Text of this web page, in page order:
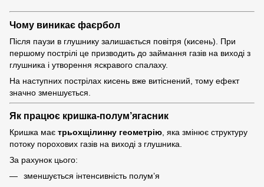
Чому виникає фаєрбол
Після паузи в глушнику залишається повітря (кисень). При
першому пострілі це призводить до займання газів на виході з
глушника і утворення яскравого спалаху.
На наступних пострілах кисень вже витіснений, тому ефект
значно зменшується.
Як працює кришка-полум’ягасник
Кришка має трьохщілинну геометрію, яка змінює структуру
потоку порохових газів на виході з глушника.
За рахунок цього:
зменшується інтенсивність полум’я